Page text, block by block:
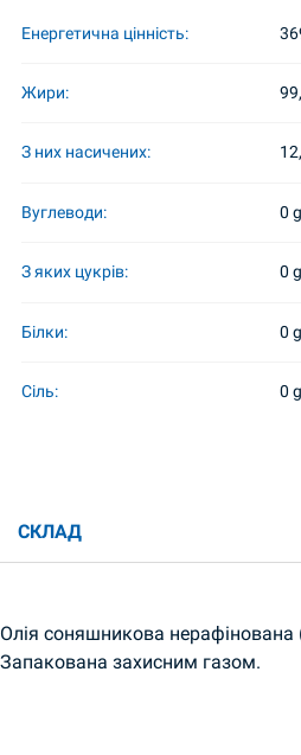
Енергетична цінність:
Жири:
З них насичених:
Вуглеводи: 0 g
З яких цукрів: 0 g
Білки: 0 g
Сіль: 0 g
СКЛАД
Олія соняшникова
Запакована захисним газом.